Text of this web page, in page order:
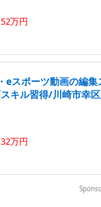
万円
eスポーツ動画の編
キル習得/川崎市幸
万円